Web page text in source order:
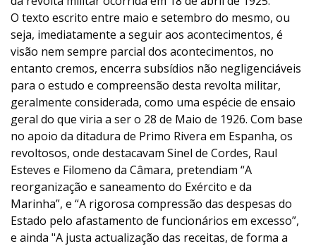
O texto escrito entre maio e setembro do mesmo, ou
seja, imediatamente a seguir aos acontecimentos, é
visão nem sempre parcial dos acontecimentos, no
entanto cremos, encerra subsídios não negligenciáveis
para o estudo e compreensão desta revolta militar,
geralmente considerada, como uma espécie de ensaio
geral do que viria a ser o 28 de Maio de 1926. Com base
no apoio da ditadura de Primo Rivera em Espanha, os
revoltosos, onde destacavam Sinel de Cordes, Raul
Esteves e Filomeno da Câmara, pretendiam “A
reorganização e saneamento do Exército e da
Marinha”, e “A rigorosa compressão das despesas do
Estado pelo afastamento de funcionários em excesso”,
e ainda "A justa actualização das receitas, de forma a